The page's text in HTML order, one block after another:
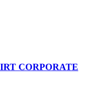
CORPORATE